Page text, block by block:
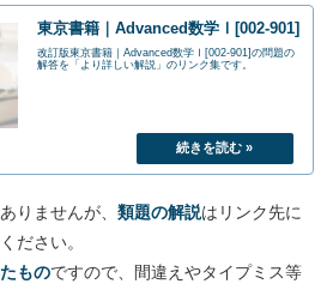
東京書籍｜Advanced数学Ⅰ[002-901]
改訂版東京書籍｜Advanced数学Ⅰ[002-901]の問題の
解答を「より詳しい解説」のリンク集です。
りませんが、 類題の解説はリンク先に
ださい。
ものですので、間違えやタイプミス等